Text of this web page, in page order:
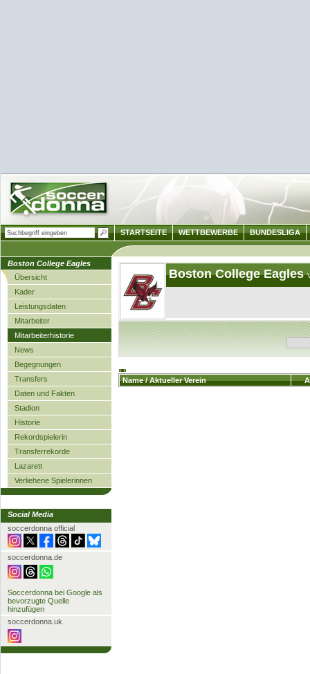
Boston College Eagles
Übersicht
Kader
Leistungsdaten
Mitarbeiter
Mitarbeiterhistorie
News
Begegnungen
Transfers
Daten und Fakten
Stadion
Historie
Rekordspielerin
Transferrekorde
Lazarett
Verliehene Spielerinnen
Social Media
soccerdonna official
soccerdonna.de
Soccerdonna bei Google als
bevorzugte Quelle
hinzufügen
soccerdonna.uk
Boston College Eagles
Name / Aktueller Verein
STARTSEITE WETTBEWERBE BUNDESLIGA